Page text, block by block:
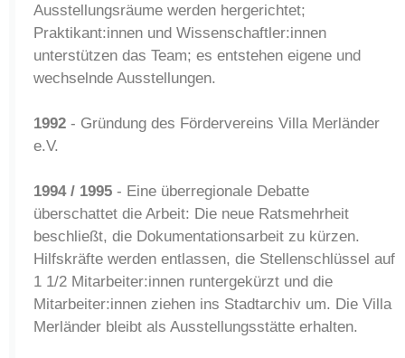
Ausstellungsräume werden hergerichtet;
Praktikant:innen und Wissenschaftler:innen
unterstützen das Team; es entstehen eigene und
wechselnde Ausstellungen.
1992 - Gründung des Fördervereins Villa Merländer
e.V.
1994 / 1995 - Eine überregionale Debatte
überschattet die Arbeit: Die neue Ratsmehrheit
beschließt, die Dokumentationsarbeit zu kürzen.
Hilfskräfte werden entlassen, die Stellenschlüssel auf
1 1/2 Mitarbeiter:innen runtergekürzt und die
Mitarbeiter:innen ziehen ins Stadtarchiv um. Die Villa
Merländer bleibt als Ausstellungsstätte erhalten.